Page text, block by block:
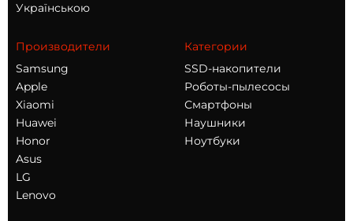
Українською
Производители
Samsung
Apple
Xiaomi
Huawei
Honor
Asus
LG
Lenovo
Категории
SSD-накопители
Роботы-пылесосы
Смартфоны
Наушники
Ноутбуки